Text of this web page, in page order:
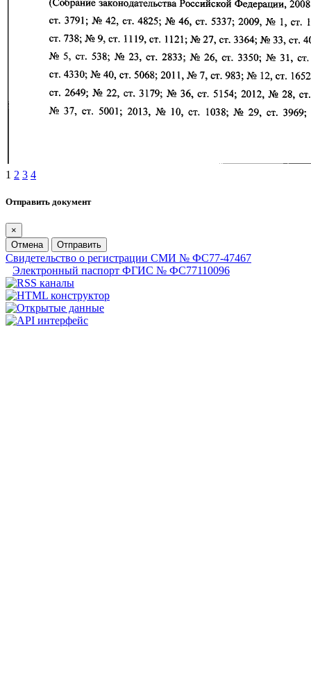
1 2 3 4
Отправить документ
×
Отмена
Отправить
Свидетельство о регистрации СМИ № ФС77-47467
Электронный паспорт ФГИС № ФС77110096